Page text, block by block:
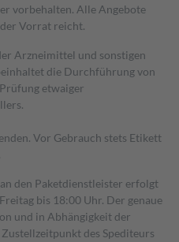
vorbehalten. Alle Angebote
Vorrat reicht.
Arzneimittel und sonstigen
die Durchführung von
etwaiger
Vor Gebrauch stets Etikett
den Paketdienstleister erfolgt
bis 18:00 Uhr. Der genaue
und in Abhängigkeit der
des Spediteurs